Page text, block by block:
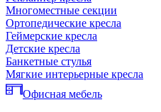
Многоместные секции
Ортопедические кресла
Геймерские кресла
Детские кресла
Банкетные стулья
Мягкие интерьерные кресла
Офисная мебель